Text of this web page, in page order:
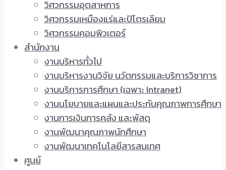
วิศวกรรมอุตสาหการ
วิศวกรรมเหมืองแร่และปิโตรเลียม
วิศวกรรมคอมพิวเตอร์
สำนักงาน
งานบริหารทั่วไป
งานบริหารงานวิจัย นวัตกรรมและบริการวิชาการ
งานบริการการศึกษา (เฉพาะ Intranet)
งานนโยบายและแผนและประกันคุณภาพการศึกษา
งานการเงินการคลัง และพัสดุ
งานพัฒนาคุณภาพนักศึกษา
งานพัฒนาเทคโนโลยีสารสนเทศ
ศูนย์